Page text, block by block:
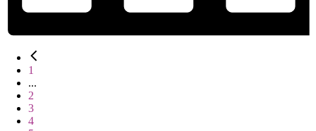
1
...
2
3
4